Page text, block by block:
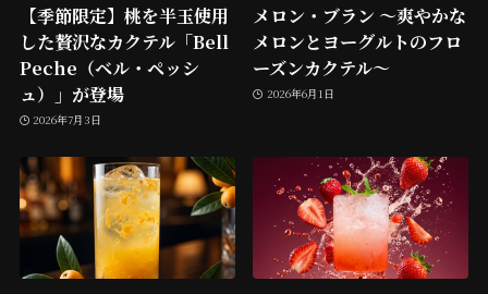
【季節限定】桃を半玉使用
した贅沢なカクテル「Bell
Peche（ベル・ペッシ
ュ）」が登場
2026年7月3日
メロン・ブラン ～爽やかな
メロンとヨーグルトのフロ
ーズンカクテル～
2026年6月1日